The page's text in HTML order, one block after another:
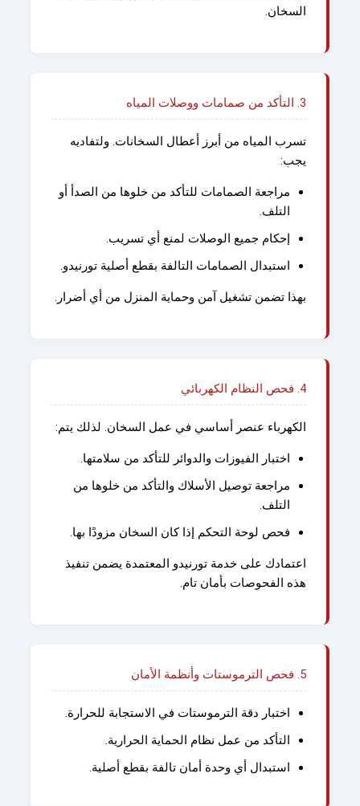
السخان.
3. التأكد من صمامات ووصلات المياه
تسرب المياه من أبرز أعطال السخانات. ولتفاديه
يجب:
مراجعة الصمامات للتأكد من خلوها من الصدأ أو
التلف.
إحكام جميع الوصلات لمنع أي تسريب.
استبدال الصمامات التالفة بقطع أصلية تورنيدو.
بهذا تضمن تشغيل آمن وحماية المنزل من أي أضرار.
4. فحص النظام الكهربائي
الكهرباء عنصر أساسي في عمل السخان. لذلك يتم:
اختبار الفيوزات والدوائر للتأكد من سلامتها.
مراجعة توصيل الأسلاك والتأكد من خلوها من
التلف.
فحص لوحة التحكم إذا كان السخان مزودًا بها.
اعتمادك على خدمة تورنيدو المعتمدة يضمن تنفيذ
هذه الفحوصات بأمان تام.
5. فحص الترموستات وأنظمة الأمان
اختبار دقة الترموستات في الاستجابة للحرارة.
التأكد من عمل نظام الحماية الحرارية.
استبدال أي وحدة أمان تالفة بقطع أصلية.